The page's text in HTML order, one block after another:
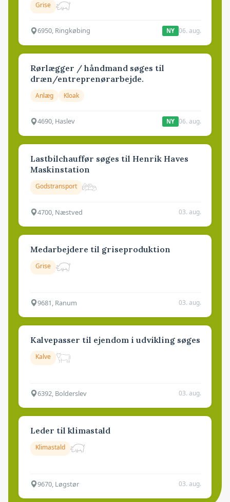
Grise
6950, Ringkøbing NY 06. aug.
Rørlægger / håndmand søges til
dræn/entreprenørarbejde.
Anlæg Kloak
4690, Haslev NY 06. aug.
Lastbilchauffør søges til Henrik Haves
Maskinstation
Godstransport
4700, Næstved 03. aug.
Medarbejdere til griseproduktion
Grise
9681, Ranum 03. aug.
Kalvepasser til ejendom i udvikling søges
Kalve
6392, Bolderslev 03. aug.
Leder til klimastald
Klimastald
9670, Løgstør 03. aug.